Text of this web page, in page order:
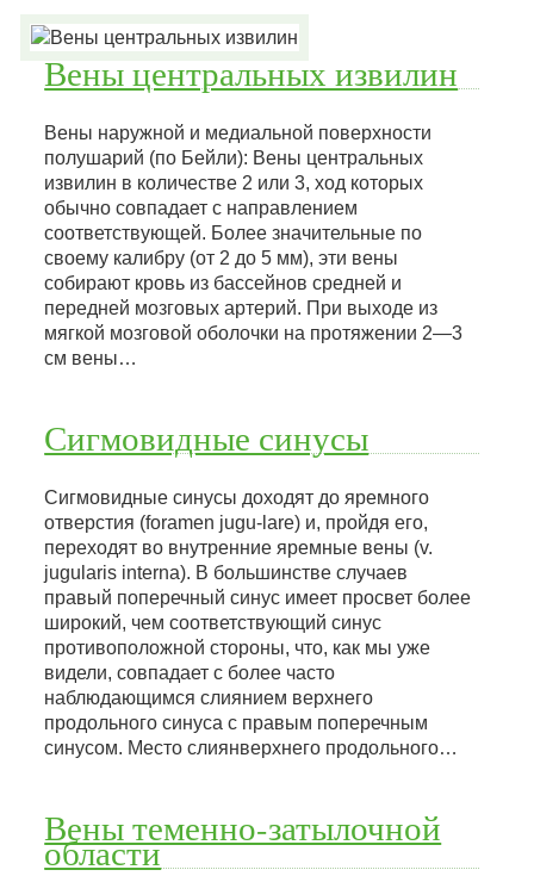
Вены центральных извилин
Вены наружной и медиальной поверхности
полушарий (по Бейли): Вены центральных
извилин в количестве 2 или 3, ход которых
обычно совпадает с направлением
соответствующей. Более значительные по
своему калибру (от 2 до 5 мм), эти вены
собирают кровь из бассейнов средней и
передней мозговых артерий. При выходе из
мягкой мозговой оболочки на протяжении 2—3
см вены…
Сигмовидные синусы
Сигмовидные синусы доходят до яремного
отверстия (foramen jugu-lare) и, пройдя его,
переходят во внутренние яремные вены (v.
jugularis interna). В большинстве случаев
правый поперечный синус имеет просвет более
широкий, чем соответствующий синус
противоположной стороны, что, как мы уже
видели, совпадает с более часто
наблюдающимся слиянием верхнего
продольного синуса с правым поперечным
синусом. Место слиянверхнего продольного…
Вены теменно-затылочной
области